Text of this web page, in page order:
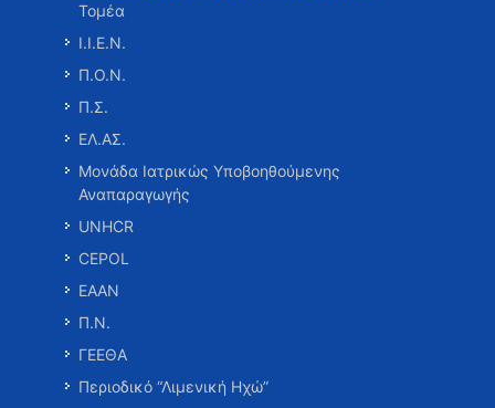
Τομέα
Ι.Ι.Ε.Ν.
Π.Ο.Ν.
Π.Σ.
ΕΛ.ΑΣ.
Μονάδα Ιατρικώς Υποβοηθούμενης
Αναπαραγωγής
UNHCR
CEPOL
ΕΑΑΝ
Π.Ν.
ΓΕΕΘΑ
Περιοδικό “Λιμενική Ηχώ”